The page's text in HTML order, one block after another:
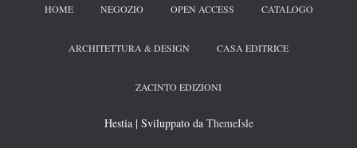
HOME NEGOZIO OPEN ACCESS CATALOGO
ARCHITETTURA & DESIGN CASA EDITRICE
ZACINTO EDIZIONI
Hestia | Sviluppato da ThemeIsle